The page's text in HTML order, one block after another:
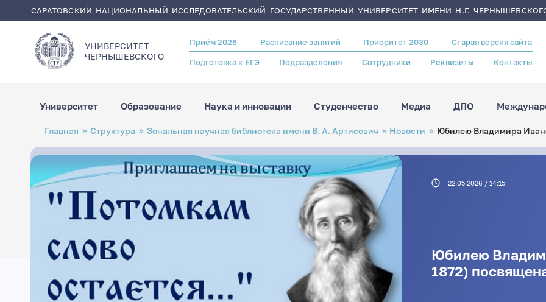
содержанию
САРАТОВСКИЙ НАЦИОНАЛЬНЫЙ ИССЛЕДОВАТЕЛЬСКИЙ ГОСУДАРСТВЕННЫЙ УНИВЕРСИТЕТ ИМЕНИ Н.Г.
УНИВЕРСИТЕТ
ЧЕРНЫШЕВСКОГO
Header
menu
Приём 2026 Расписание занятий Приоритет 2030 Старая версия сайта
Подготовка к ЕГЭ Подразделения Сотрудники Реквизиты Контакты
Университет Образование Наука и инновации Студенчество Медиа ДПО
Строка
навигации
Главная Структура Зональная научная библиотека имени В. А. Артисевич Новости Юбилею Владимира
22.05.2026 / 14:15
Юбилею
1872)